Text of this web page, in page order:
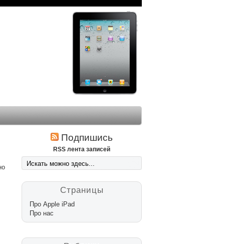
Подпишись
RSS лента записей
Страницы
Про Apple iPad
Про нас